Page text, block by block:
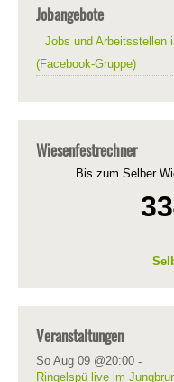
Jobangebote
Jobs und Arbeitsstellen
(Facebook-Gruppe)
Wiesenfestrechner
Bis zum Selber
Veranstaltungen
So Aug 09 @20:00 -
Ringelspü live im